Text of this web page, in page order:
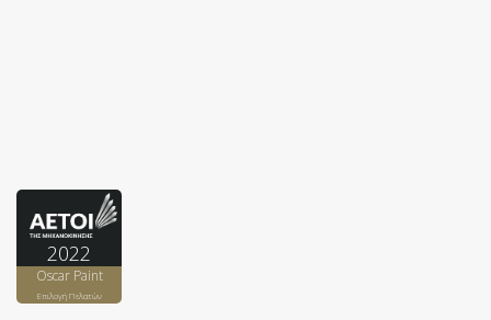
2022
Oscar Paint
Επιλογή Πελατών